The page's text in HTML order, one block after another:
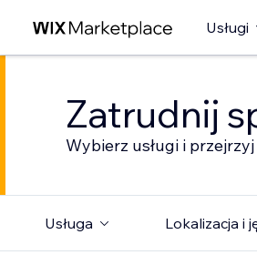
Usługi
Zatrudnij
Wybierz usługi i
Usługa Lokalizacja i